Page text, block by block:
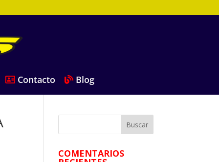
Contacto Blog
COMENTARIOS